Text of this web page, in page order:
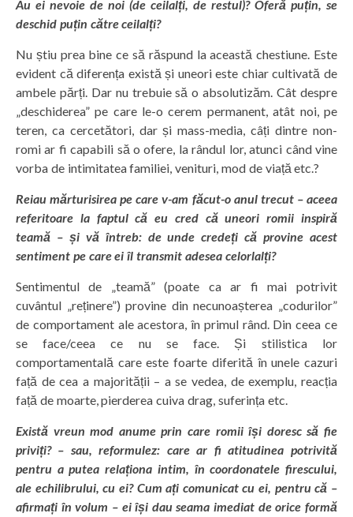
Au ei nevoie de noi (de ceilalți, de restul)? Oferă puțin, se
deschid puțin către ceilalți?
Nu știu prea bine ce să răspund la această chestiune. Este
evident că diferența există și uneori este chiar cultivată de
ambele părți. Dar nu trebuie să o absolutizăm. Cât despre
„deschiderea” pe care le-o cerem permanent, atât noi, pe
teren, ca cercetători, dar și mass-media, câți dintre non-
romi ar fi capabili să o ofere, la rândul lor, atunci când vine
vorba de intimitatea familiei, venituri, mod de viață etc.?
Reiau mărturisirea pe care v-am făcut-o anul trecut – aceea
referitoare la faptul că eu cred că uneori romii inspiră
teamă – și vă întreb: de unde credeți că provine acest
sentiment pe care ei îl transmit adesea celorlalți?
Sentimentul de „teamă” (poate ca ar fi mai potrivit
cuvântul „reținere”) provine din necunoașterea „codurilor”
de comportament ale acestora, în primul rând. Din ceea ce
se face/ceea ce nu se face. Și stilistica lor
comportamentală care este foarte diferită în unele cazuri
față de cea a majorității – a se vedea, de exemplu, reacția
față de moarte, pierderea cuiva drag, suferința etc.
Există vreun mod anume prin care romii își doresc să fie
priviți? – sau, reformulez: care ar fi atitudinea potrivită
pentru a putea relaționa intim, în coordonatele firescului,
ale echilibrului, cu ei? Cum ați comunicat cu ei, pentru că –
afirmați în volum – ei își dau seama imediat de orice formă